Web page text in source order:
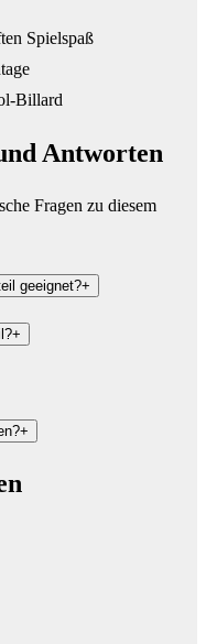
Spielspaß
Billard
Antworten
Fragen zu diesem
geeignet?+
+
+